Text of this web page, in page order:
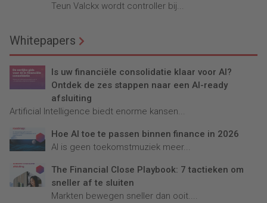
Teun Valckx wordt controller bij...
Whitepapers
Is uw financiële consolidatie klaar voor AI?
Ontdek de zes stappen naar een AI-ready
afsluiting
Artificial Intelligence biedt enorme kansen...
Hoe AI toe te passen binnen finance in 2026
AI is geen toekomstmuziek meer...
The Financial Close Playbook: 7 tactieken om
sneller af te sluiten
Markten bewegen sneller dan ooit....